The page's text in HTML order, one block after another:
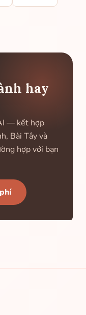
hay
— kết hợp
Bài Tây và
hợp với bạn